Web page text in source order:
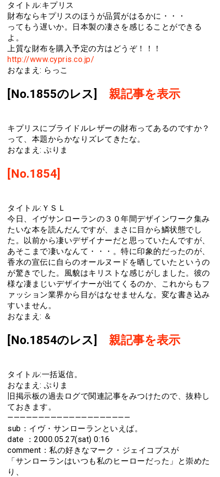
タイトル:キプリス
財布ならキプリスのほうが品質がはるかに・・・
ってもう遅いか。日本製の凄さを感じることができる
よ。
上質な財布を購入予定の方はどうぞ！！！
http://www.cypris.co.jp/
おなまえ: らっこ
[No.1855のレス] 親記事を表示
キプリスにブライドルレザーの財布ってあるのですか？
って、本題からかなりズレてきたな。
おなまえ: ぷりま
[No.1854]
タイトル:ＹＳＬ
今日、イヴサンローランの３０年間デザインワーク集み
たいな本を読んだんですが、まさに目から鱗状態でし
た。以前から凄いデザイナーだと思っていたんですが、
あそこまで凄いなんて・・・。特に印象的だったのが、
香水の宣伝に自らのオールヌードを晒していたというの
が驚きでした。風貌はキリストな感じがしました。彼の
様な凄まじいデザイナーが出てくるのか、これからもフ
ァッション業界から目がはなせませんな。変な書き込み
すいません。
おなまえ: ＆
[No.1854のレス] 親記事を表示
タイトル:一括返信。
おなまえ: ぷりま
旧掲示板の過去ログで関連記事をみつけたので、抜粋し
ておきます。
————————————————————
sub：イヴ・サンローランといえば。
date ：2000.05.27(sat) 0:16
comment：私の好きなマーク・ジェイコブスが
「サンローランはいつも私のヒーローだった」と崇めた
り、